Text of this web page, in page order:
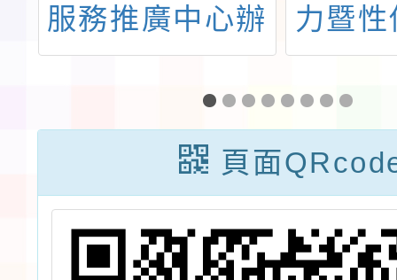
服務推廣中心辦
理115年8月份
志願服務教育訓
練課程一案，請
查照。
力暨
業務
員暨
係暴
表教
勵教
頁面